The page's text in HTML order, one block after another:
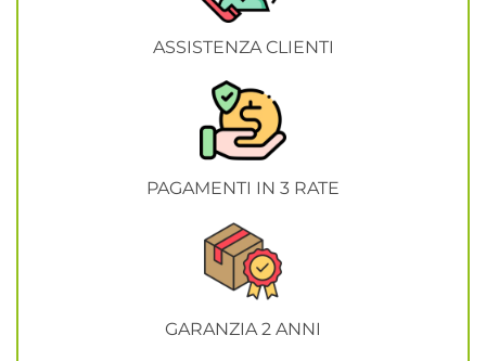
ASSISTENZA CLIENTI
PAGAMENTI IN 3 RATE
GARANZIA 2 ANNI